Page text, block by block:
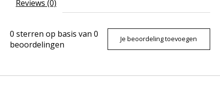
Reviews (0)
0 sterren op basis van 0
beoordelingen
Je beoordeling toevoegen